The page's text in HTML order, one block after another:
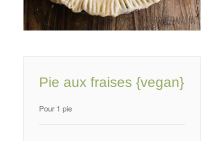
Pie aux fraises {vegan}
Pour 1 pie